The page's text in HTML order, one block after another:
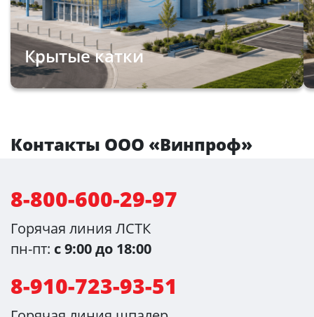
Крытые катки
Контакты ООО «Винпроф»
8-800-600-29-97
Горячая линия ЛСТК
пн-пт: с 9:00 до 18:00
8-910-723-93-51